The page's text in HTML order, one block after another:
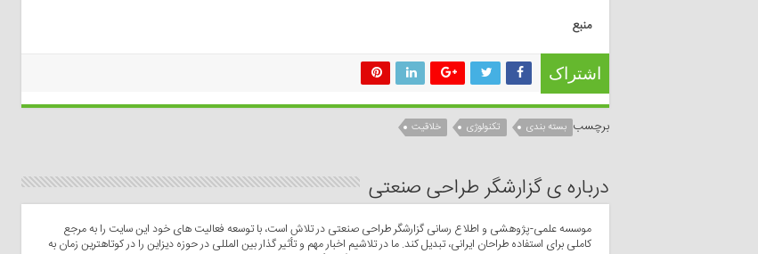
منبع
اشتراک
برچسب بسته بندی تکنولوژی خلاقیت
درباره ی گزارشگر طراحی صنعتی
موسسه علمی-پژوهشی و اطلاع رسانی گزارشگر طراحی صنعتی در تلاش است، با توسعه فعالیت های خود این سایت را به مرجع
کاملی برای استفاده طراحان ایرانی، تبدیل کند. ما در تلاشیم اخبار مهم و تأثیر گذار بین المللی در حوزه دیزاین را در کوتاهترین زمان به